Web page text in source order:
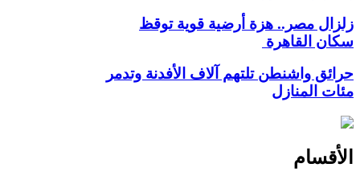
زلزال مصر.. هزة أرضية قوية توقظ
سكان القاهرة
حرائق واشنطن تلتهم آلاف الأفدنة وتدمر
مئات المنازل
الأقسام